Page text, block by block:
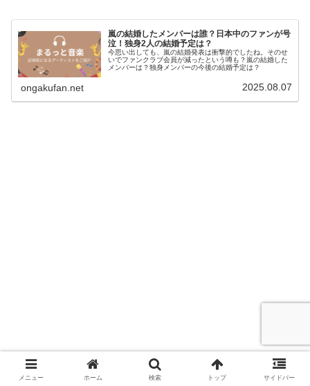
嵐の結婚したメンバーは誰？日本中のファンが号
泣！独身2人の結婚予定は？
今思い出しても、嵐の結婚発表は衝撃的でしたね。そのせ
いでファンクラブ会員が減ったという噂も？嵐の結婚した
メンバーは？独身メンバーの今後の結婚予定は？
ongakufan.net 2025.08.07
メニュー ホーム 検索 トップ サイドバー